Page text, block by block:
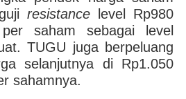
resistance level Rp980
saham sebagai level
TUGU juga berpeluang
selanjutnya di Rp1.050
sahamnya.